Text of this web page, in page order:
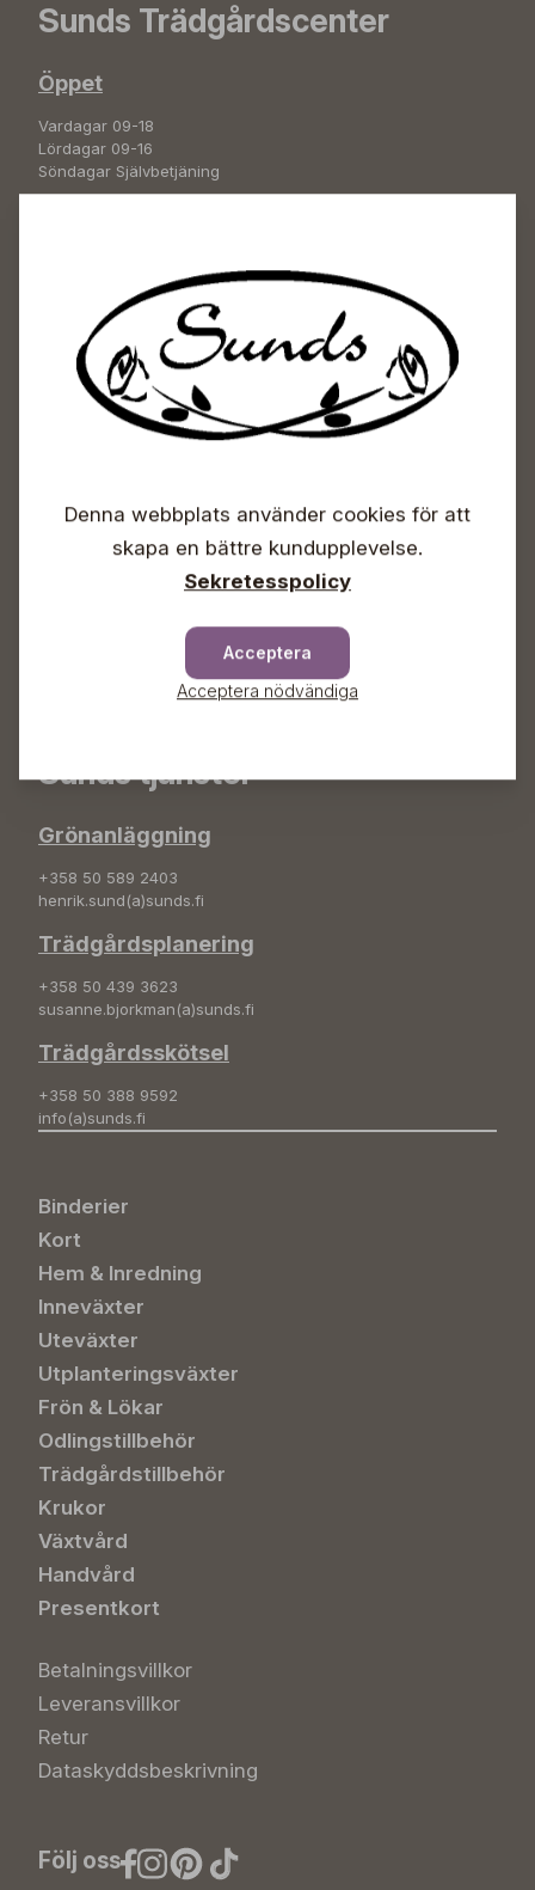
Sunds Trädgårdscenter
Öppet
Vardagar 09-18
Lördagar 09-16
Söndagar Självbetjäning
Adress
Sunds Trädgård Ab
Svedenvägen 66
68660 Jakobstad
info(a)sunds.fi
Trädgårdsbutiken
plantshop(a)sunds.fi
Lösviktsprodukter lastningstider
Sunds tjänster
Grönanläggning
+358 50 589 2403
henrik.sund(a)sunds.fi
Trädgårdsplanering
+358 50 439 3623
susanne.bjorkman(a)sunds.fi
Trädgårdsskötsel
+358 50 388 9592
info(a)sunds.fi
Binderier
Kort
Hem & Inredning
Inneväxter
Uteväxter
Utplanteringsväxter
Frön & Lökar
Odlingstillbehör
Trädgårdstillbehör
Krukor
Växtvård
Handvård
Presentkort
Betalningsvillkor
Leveransvillkor
Retur
Dataskyddsbeskrivning
Följ oss
Denna webbplats använder cookies för att
skapa en bättre kundupplevelse.
Sekretesspolicy
Acceptera
Acceptera nödvändiga